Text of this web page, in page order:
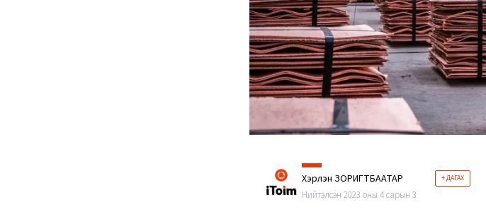
Хэрлэн ЗОРИГТБААТАР + ДАГАХ
Нийтэлсэн 2023 оны 4 сарын 3